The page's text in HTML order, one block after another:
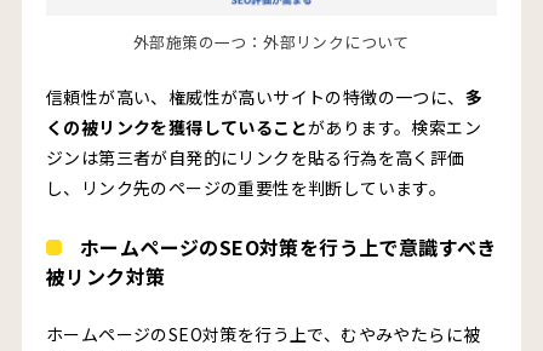
外部施策の一つ：外部リンクについて
信頼性が高い、権威性が高いサイトの特徴の一つに、 多
くの被リンクを獲得していることがあります。検索エン
ジンは第三者が自発的にリンクを貼る行為を高く評価
し、リンク先のページの重要性を判断しています。
ホームページのSEO対策を行う上で意識すべき
被リンク対策
ホームページのSEO対策を行う上で、むやみやたらに被